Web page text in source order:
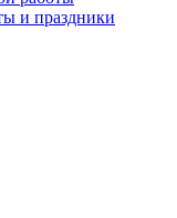
и праздники